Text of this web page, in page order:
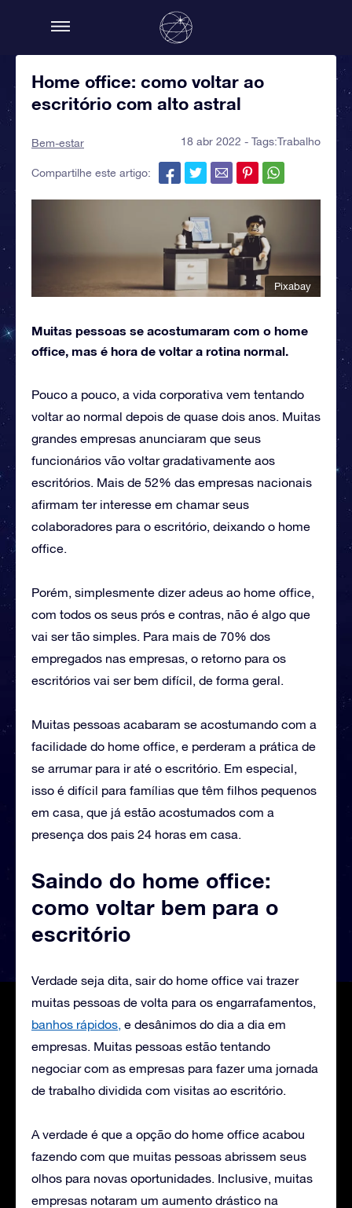
Home office: como voltar ao
escritório com alto astral
Bem-estar 18 abr 2022 - Tags:Trabalho
Compartilhe este artigo:
Pixabay
Muitas pessoas se acostumaram com o home
office, mas é hora de voltar a rotina normal.
Pouco a pouco, a vida corporativa vem tentando
voltar ao normal depois de quase dois anos. Muitas
grandes empresas anunciaram que seus
funcionários vão voltar gradativamente aos
escritórios. Mais de 52% das empresas nacionais
afirmam ter interesse em chamar seus
colaboradores para o escritório, deixando o home
office.
Porém, simplesmente dizer adeus ao home office,
com todos os seus prós e contras, não é algo que
vai ser tão simples. Para mais de 70% dos
empregados nas empresas, o retorno para os
escritórios vai ser bem difícil, de forma geral.
Muitas pessoas acabaram se acostumando com a
facilidade do home office, e perderam a prática de
se arrumar para ir até o escritório. Em especial,
isso é difícil para famílias que têm filhos pequenos
em casa, que já estão acostumados com a
presença dos pais 24 horas em casa.
Saindo do home office:
como voltar bem para o
escritório
Verdade seja dita, sair do home office vai trazer
muitas pessoas de volta para os engarrafamentos,
banhos rápidos, e desânimos do dia a dia em
empresas. Muitas pessoas estão tentando
negociar com as empresas para fazer uma jornada
de trabalho dividida com visitas ao escritório.
A verdade é que a opção do home office acabou
fazendo com que muitas pessoas abrissem seus
olhos para novas oportunidades. Inclusive, muitas
empresas notaram um aumento drástico na